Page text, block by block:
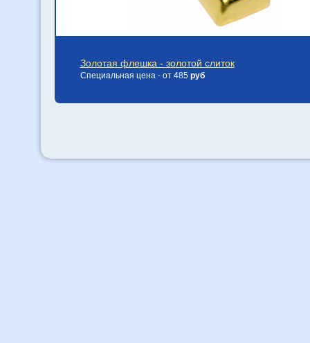
Золотая флешка - золотой слиток
Специальная цена - от 485 руб